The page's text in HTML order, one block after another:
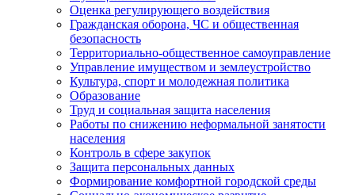
Оценка регулирующего воздействия
Гражданская оборона, ЧС и общественная
безопасность
Территориально-общественное самоуправление
Управление имуществом и землеустройство
Культура, спорт и молодежная политика
Образование
Труд и социальная защита населения
Работы по снижению неформальной занятости
населения
Контроль в сфере закупок
Защита персональных данных
Формирование комфортной городской среды